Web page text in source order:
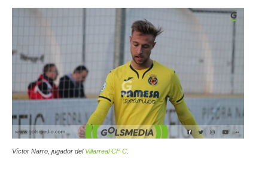
Víctor Narro, jugador del Villarreal CF C